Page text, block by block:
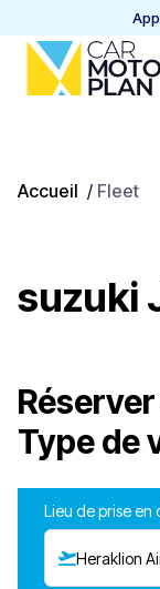
Accueil / Fleet
suzuki
Type de
Lieu de prise en
Heraklion